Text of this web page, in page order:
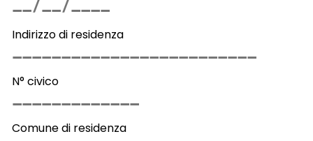
Indirizzo di residenza
N° civico
Comune di residenza